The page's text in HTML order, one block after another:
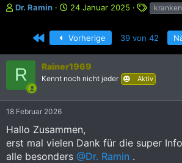
E
l
e
Dr. Ramin
E
s
t
l
l
t
24 Januar 2025
S
l
w
o
Erste Vorherige 39 von 42
R Rainer1969
Kennt noch nicht jeder Aktiv
18 Februar 2026
Hallo Zusammen,
erst mal vielen Dank für die super
alle besonders @Dr. Ramin .